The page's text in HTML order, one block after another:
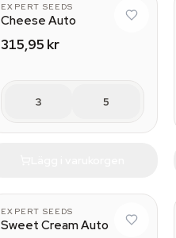
EXPERT SEEDS
Cheese Auto
315,95 kr
3 5
EXPERT SEEDS
Sweet Cream Auto